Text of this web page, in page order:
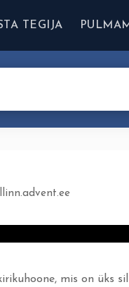
TEGIJA
mis on üks